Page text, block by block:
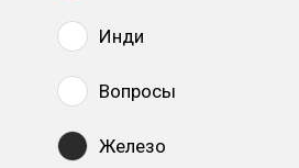
Инди
Вопросы
Железо